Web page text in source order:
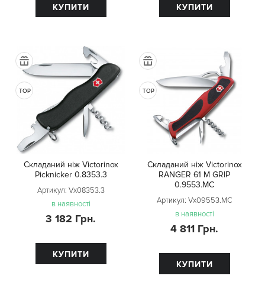
КУПИТИ КУПИТИ
TOP
Складаний ніж Victorinox
Picknicker 0.8353.3
Артикул: Vx08353.3
в наявності
3 182 Грн.
КУПИТИ
TOP
Складаний ніж Victorinox
RANGER 61 M GRIP
0.9553.MC
Артикул: Vx09553.MC
в наявності
4 811 Грн.
КУПИТИ